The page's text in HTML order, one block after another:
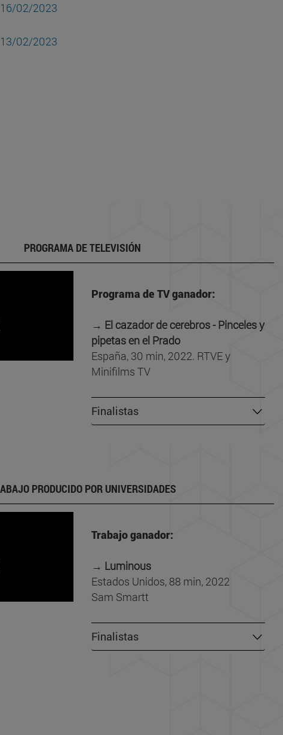
16/02/2023
13/02/2023
PROGRAMA DE TELEVISIÓN
Programa de TV ganador:
→ El cazador de cerebros - Pinceles y
pipetas en el Prado
España, 30 min, 2022. RTVE y
Minifilms TV
Finalistas
PRODUCIDO POR UNIVERSIDADES
Trabajo ganador:
→ Luminous
Estados Unidos, 88 min, 2022
Sam Smartt
Finalistas